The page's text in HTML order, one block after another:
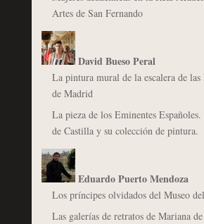
Artes de San Fernando
David Bueso Peral
La pintura mural de la escalera de las
de Madrid
La pieza de los Eminentes
de Castilla y su colección de pintura.
Eduardo Puerto Mendoza
Los príncipes olvidados del Museo
Las galerías de retratos de Mariana